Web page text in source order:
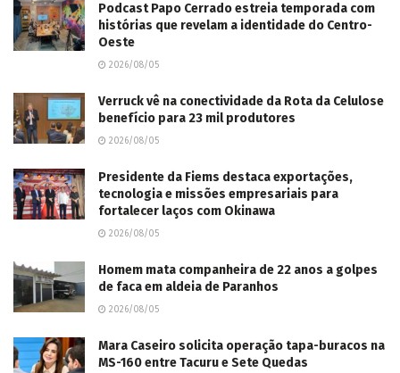
Podcast Papo Cerrado estreia temporada com
histórias que revelam a identidade do Centro-
Oeste
2026/08/05
Verruck vê na conectividade da Rota da Celulose
benefício para 23 mil produtores
2026/08/05
Presidente da Fiems destaca exportações,
tecnologia e missões empresariais para
fortalecer laços com Okinawa
2026/08/05
Homem mata companheira de 22 anos a golpes
de faca em aldeia de Paranhos
2026/08/05
Mara Caseiro solicita operação tapa-buracos na
MS-160 entre Tacuru e Sete Quedas